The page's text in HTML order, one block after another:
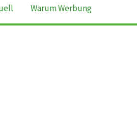
Warum Werbung